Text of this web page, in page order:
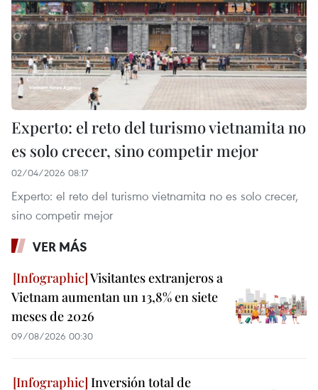
Experto: el reto del turismo vietnamita no
es solo crecer, sino competir mejor
02/04/2026 08:17
Experto: el reto del turismo vietnamita no es solo crecer,
sino competir mejor
VER MÁS
Visitantes extranjeros a
Vietnam aumentan un 13,8% en siete
meses de 2026
09/08/2026 00:30
Inversión total de